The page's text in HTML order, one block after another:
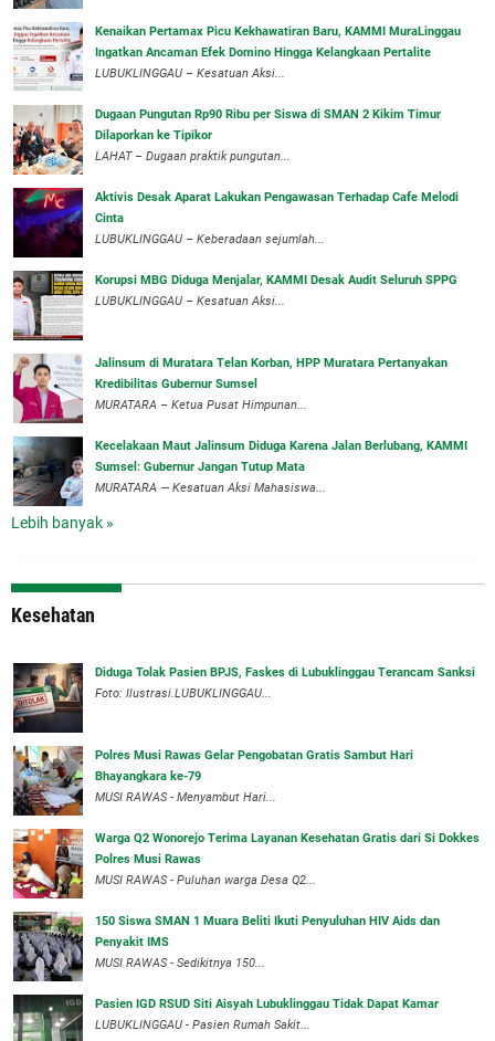
‎Kenaikan Pertamax Picu Kekhawatiran Baru, KAMMI MuraLinggau
Ingatkan Ancaman Efek Domino Hingga Kelangkaan Pertalite
‎LUBUKLINGGAU – Kesatuan Aksi...
Dugaan Pungutan Rp90 Ribu per Siswa di SMAN 2 Kikim Timur
Dilaporkan ke Tipikor
LAHAT – Dugaan praktik pungutan...
Aktivis Desak Aparat Lakukan Pengawasan Terhadap Cafe Melodi
Cinta
LUBUKLINGGAU – Keberadaan sejumlah...
Korupsi MBG Diduga Menjalar, KAMMI Desak Audit Seluruh SPPG
‎LUBUKLINGGAU – Kesatuan Aksi...
‎Jalinsum di Muratara Telan Korban, HPP Muratara Pertanyakan
Kredibilitas Gubernur Sumsel
MURATARA – Ketua Pusat Himpunan...
‎Kecelakaan Maut Jalinsum Diduga Karena Jalan Berlubang, KAMMI
Sumsel: Gubernur Jangan Tutup Mata
‎MURATARA — Kesatuan Aksi Mahasiswa...
Lebih banyak »
Kesehatan
Diduga Tolak Pasien BPJS, Faskes di Lubuklinggau Terancam Sanksi
Foto: Ilustrasi.LUBUKLINGGAU...
Polres Musi Rawas Gelar Pengobatan Gratis Sambut Hari
Bhayangkara ke-79
MUSI RAWAS - Menyambut Hari...
Warga Q2 Wonorejo Terima Layanan Kesehatan Gratis dari Si Dokkes
Polres Musi Rawas
MUSI RAWAS - Puluhan warga Desa Q2...
150 Siswa SMAN 1 Muara Beliti Ikuti Penyuluhan HIV Aids dan
Penyakit IMS
MUSI RAWAS - Sedikitnya 150...
Pasien IGD RSUD Siti Aisyah Lubuklinggau Tidak Dapat Kamar
LUBUKLINGGAU - Pasien Rumah Sakit...